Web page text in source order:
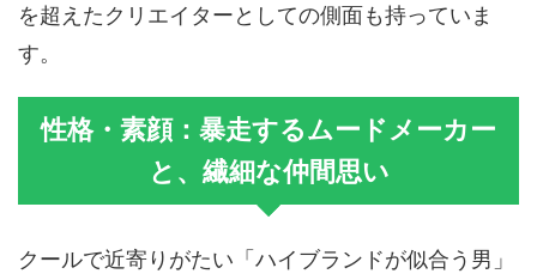
を超えたクリエイターとしての側面も持っていま
す。
性格・素顔：暴走するムードメーカー
と、繊細な仲間思い
クールで近寄りがたい「ハイブランドが似合う男」